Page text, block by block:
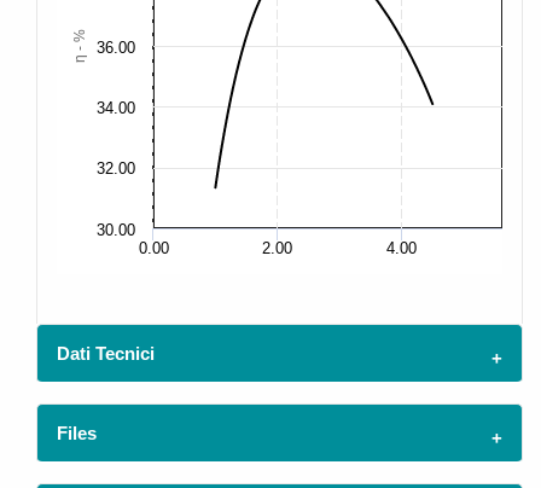
η - %
0.00 2.00 4.00
30.00
32.00
34.00
36.00
Dati Tecnici
Files